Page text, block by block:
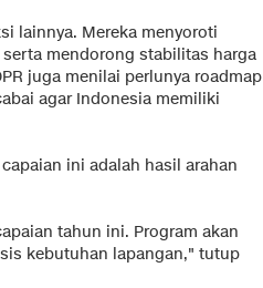
lainnya. Mereka menyoroti
mendorong stabilitas harga
juga menilai perlunya roadmap
agar Indonesia memiliki
ini adalah hasil arahan
tahun ini. Program akan
kebutuhan lapangan," tutup